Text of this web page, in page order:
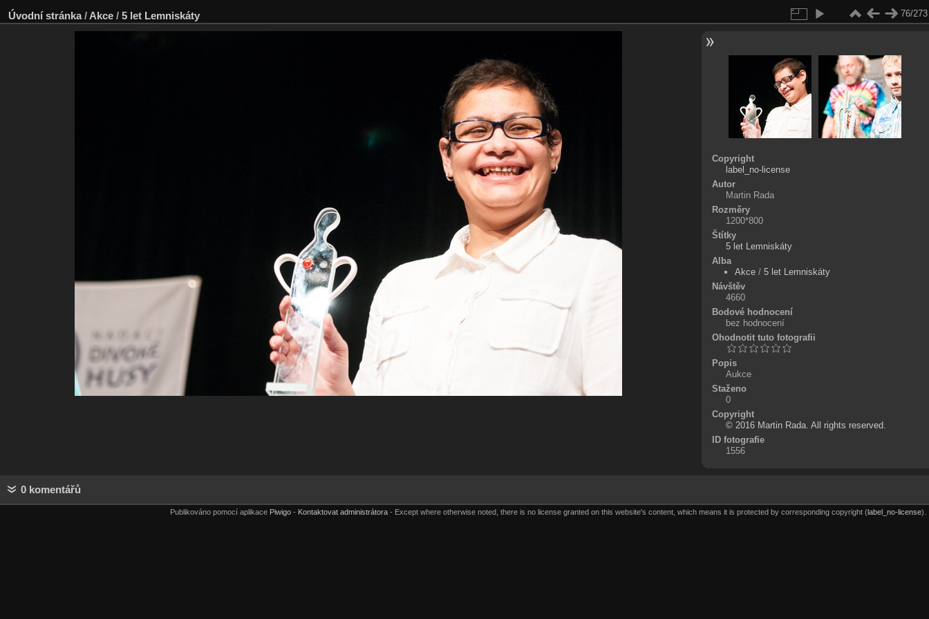
Úvodní stránka/ Akce / 5 let Lemniskáty 76/273
Copyright
label_no-license
Autor
Martin Rada
Rozměry
1200*800
Štítky
5 let Lemniskáty
Alba
Akce/ 5 let Lemniskáty
Návštěv
4660
Bodové hodnocení
bez hodnocení
Ohodnotit tuto fotografii
Popis
Aukce
Staženo
0
Copyright
© 2016 Martin Rada. All rights reserved.
ID fotografie
1556
0 komentářů
Publikováno pomocí aplikace Piwigo - Kontaktovat administrátora Except where otherwise noted, there is no license granted on this website's content, which means it is protected by corresponding copyright (label_no-license).